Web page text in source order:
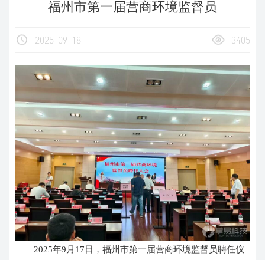
福州市第一届营商环境监督员
2025-09-18 3405
2025年9月17日，福州市第一届营商环境监督员聘任仪
名字 电话